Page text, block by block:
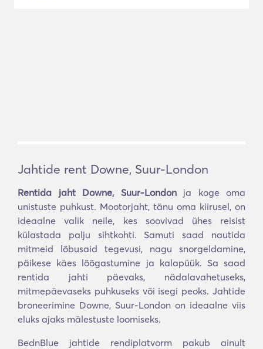
Jahtide rent Downe, Suur-London
Rentida jaht Downe, Suur-Londonja koge oma
unistuste puhkust. Mootorjaht, tänu oma kiirusel, on
ideaalne valik neile, kes soovivad ühes reisist
külastada palju sihtkohti. Samuti saad nautida
mitmeid lõbusaid tegevusi, nagu snorgeldamine,
päikese käes lõõgastumine ja kalapüük. Sa saad
rentida jahti päevaks, nädalavahetuseks,
mitmepäevaseks puhkuseks või isegi peoks. Jahtide
broneerimine Downe, Suur-London on ideaalne viis
eluks ajaks mälestuste loomiseks.
BednBlue jahtide rendiplatvorm pakub ainult